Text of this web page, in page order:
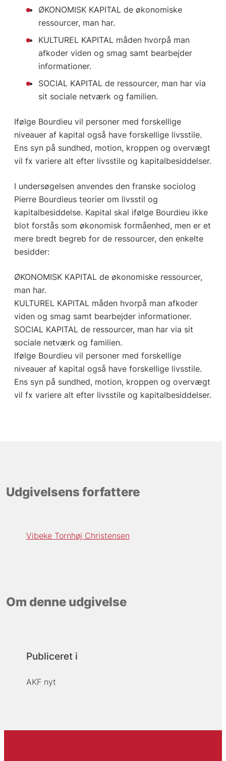
ØKONOMISK KAPITAL de økonomiske
ressourcer, man har.
KULTUREL KAPITAL måden hvorpå man
afkoder viden og smag samt bearbejder
informationer.
SOCIAL KAPITAL de ressourcer, man har via
sit sociale netværk og familien.
Ifølge Bourdieu vil personer med forskellige
niveauer af kapital også have forskellige livsstile.
Ens syn på sundhed, motion, kroppen og overvægt
vil fx variere alt efter livsstile og kapitalbesiddelser.
I undersøgelsen anvendes den franske sociolog
Pierre Bourdieus teorier om livsstil og
kapitalbesiddelse. Kapital skal ifølge Bourdieu ikke
blot forstås som økonomisk formåenhed, men er et
mere bredt begreb for de ressourcer, den enkelte
besidder:
ØKONOMISK KAPITAL de økonomiske ressourcer,
man har.
KULTUREL KAPITAL måden hvorpå man afkoder
viden og smag samt bearbejder informationer.
SOCIAL KAPITAL de ressourcer, man har via sit
sociale netværk og familien.
Ifølge Bourdieu vil personer med forskellige
niveauer af kapital også have forskellige livsstile.
Ens syn på sundhed, motion, kroppen og overvægt
vil fx variere alt efter livsstile og kapitalbesiddelser.
Udgivelsens forfattere
Vibeke Tornhøj Christensen
Om denne udgivelse
Publiceret i
AKF nyt